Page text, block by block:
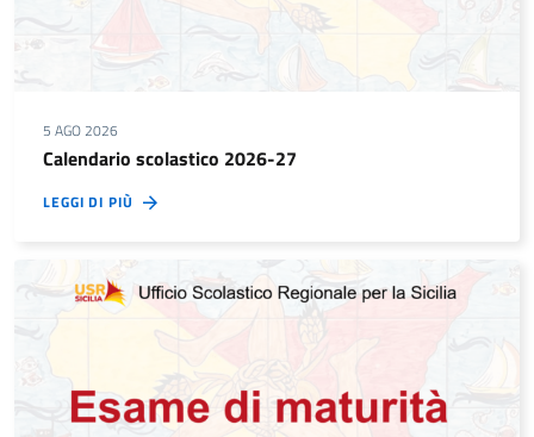
5 AGO 2026
Calendario scolastico 2026-27
LEGGI DI PIÙ